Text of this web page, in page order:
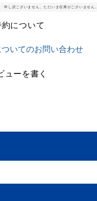
申し訳ございません。ただいま在庫がございません。
について
いてのお問い合わせ
ューを書く